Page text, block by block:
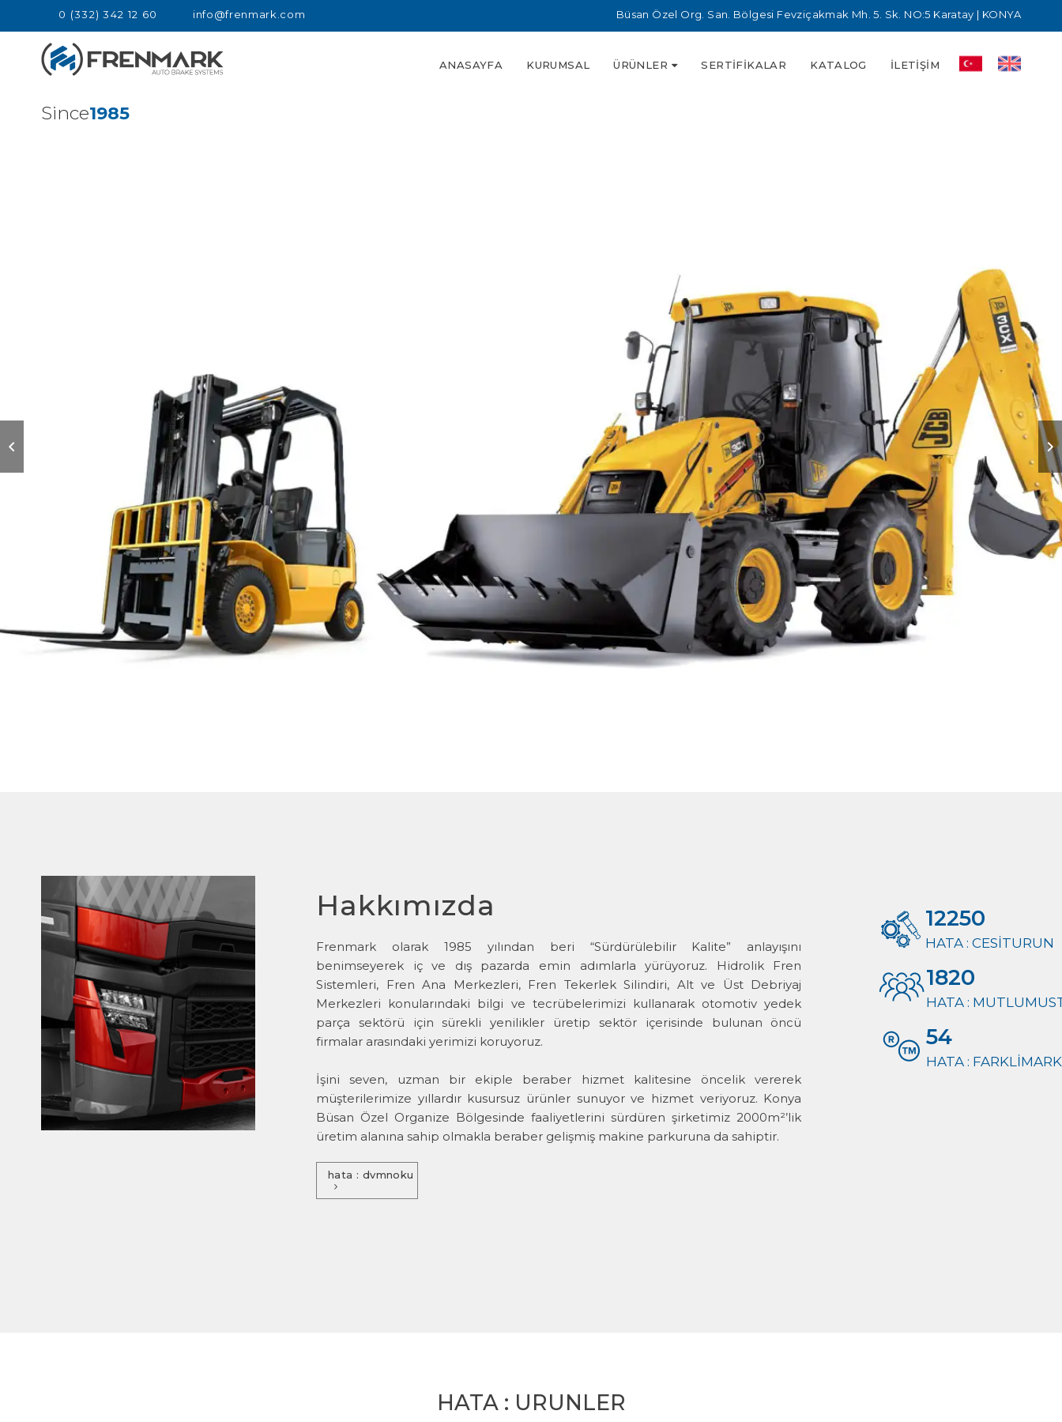
0 (332) 342 12 60 info@frenmark.com Büsan Özel Org. San. Bölgesi Fevziçakmak Mh. 5. Sk. NO:5 Karatay | KONYA
ANASAYFA KURUMSAL ÜRÜNLER SERTIFIKALAR KATALOG İLETIŞIM
Since1985
Hakkımızda
Frenmark olarak 1985 yılından beri “Sürdürülebilir Kalite” anlayışını
benimseyerek iç ve dış pazarda emin adımlarla yürüyoruz. Hidrolik Fren
Sistemleri, Fren Ana Merkezleri, Fren Tekerlek Silindiri, Alt ve Üst Debriyaj
Merkezleri konularındaki bilgi ve tecrübelerimizi kullanarak otomotiv yedek
parça sektörü için sürekli yenilikler üretip sektör içerisinde bulunan öncü
firmalar arasındaki yerimizi koruyoruz.
İşini seven, uzman bir ekiple beraber hizmet kalitesine öncelik vererek
müşterilerimize yıllardır kusursuz ürünler sunuyor ve hizmet veriyoruz. Konya
Büsan Özel Organize Bölgesinde faaliyetlerini sürdüren şirketimiz 2000m²’lik
üretim alanına sahip olmakla beraber gelişmiş makine parkuruna da sahiptir.
hata : dvmnoku
12250
HATA : CESITURUN
1820
HATA :
54
HATA :
HATA : URUNLER